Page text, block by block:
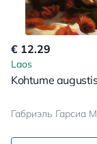
€ 12.29
Laos
Kohtume augustis
Габриэль Гарсиа